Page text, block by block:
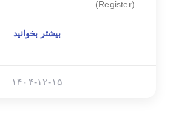
بیشتر بخوانید
۱۴۰۴-۱۲-۱۵